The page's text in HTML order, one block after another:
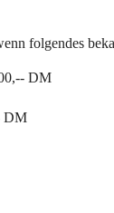
folgendes
DM
DM